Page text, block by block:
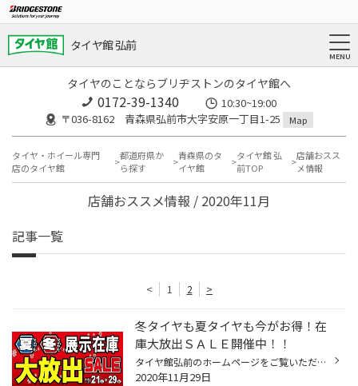
タイヤ館 弘前
タイヤのことならブリヂストンのタイヤ館へ
0172-39-1340
10:30~19:00
〒036-8162 青森県弘前市大字安原一丁目1-25
Map
タイヤ・ホイール専門
店のタイヤ館
都道府県か
ら探す
青森県のタ
イヤ館
タイヤ館 弘
前TOP
店舗おスス
メ情報
店舗おススメ情報 / 2020年11月
記事一覧
< 1 2 >
冬タイヤも夏タイヤも今がお得！在
庫大放出ＳＡＬＥ開催中！！
タイヤ館弘前のホームページをご覧いただき誠にありがとうございます。 夏・冬タイヤ展示在庫大放出SALEを開催中です(*'▽')♪♪ 雪の予報で急遽タイヤ交換をした方、履きつぶしで冬タイヤを装着してる方にお得なお知らせです(*'▽')♪ 冬タイヤはもちろん、夏タイヤも展示在庫商品を大放出！！！ 来春に...
2020年11月29日